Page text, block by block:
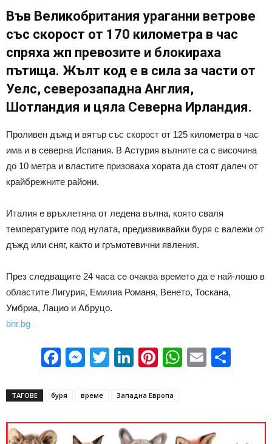
Във Великобритания ураганни ветрове
със скорост от 170 километра в час
спряха жп превозите и блокираха
пътища. Жълт код е в сила за части от
Уелс, северозападна Англия,
Шотландия и цяла Северна Ирландия.
Проливен дъжд и вятър със скорост от 125 километра в час
има и в северна Испания. В Астурия вълните са с височина
до 10 метра и властите призоваха хората да стоят далеч от
крайбрежните райони.
Италия е връхлетяна от ледена вълна, която сваля
температурите под нулата, предизвиквайки буря с валежи от
дъжд или сняг, както и гръмотевични явления.
През следващите 24 часа се очаква времето да е най-лошо в
областите Лигурия, Емилиа Романя, Венето, Тоскана,
Умбриа, Лацио и Абруцо.
bnr.bg
Facebook
Messenger
Twitter
LinkedIn
Pinterest
WhatsApp
Email
ТАГОВЕ буря време Западна Европа